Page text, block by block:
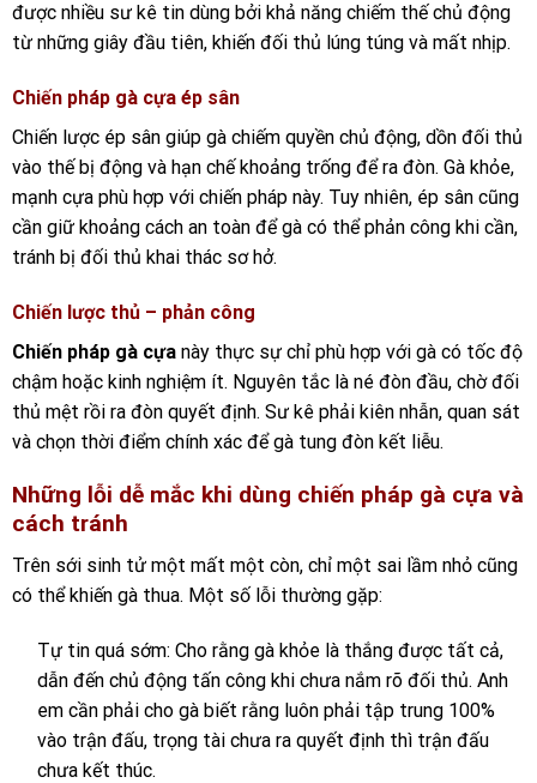
được nhiều sư kê tin dùng bởi khả năng chiếm thế chủ động
từ những giây đầu tiên, khiến đối thủ lúng túng và mất nhịp.
Chiến pháp gà cựa ép sân
Chiến lược ép sân giúp gà chiếm quyền chủ động, dồn đối thủ
vào thế bị động và hạn chế khoảng trống để ra đòn. Gà khỏe,
mạnh cựa phù hợp với chiến pháp này. Tuy nhiên, ép sân cũng
cần giữ khoảng cách an toàn để gà có thể phản công khi cần,
tránh bị đối thủ khai thác sơ hở.
Chiến lược thủ – phản công
Chiến pháp gà cựa này thực sự chỉ phù hợp với gà có tốc độ
chậm hoặc kinh nghiệm ít. Nguyên tắc là né đòn đầu, chờ đối
thủ mệt rồi ra đòn quyết định. Sư kê phải kiên nhẫn, quan sát
và chọn thời điểm chính xác để gà tung đòn kết liễu.
Những lỗi dễ mắc khi dùng chiến pháp gà cựa và
cách tránh
Trên sới sinh tử một mất một còn, chỉ một sai lầm nhỏ cũng
có thể khiến gà thua. Một số lỗi thường gặp:
Tự tin quá sớm: Cho rằng gà khỏe là thắng được tất cả,
dẫn đến chủ động tấn công khi chưa nắm rõ đối thủ. Anh
em cần phải cho gà biết rằng luôn phải tập trung 100%
vào trận đấu, trọng tài chưa ra quyết định thì trận đấu
chưa kết thúc.